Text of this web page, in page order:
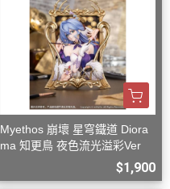
Myethos 崩壞 星穹鐵道 Diora
ma 知更鳥 夜色流光溢彩Ver
$1,900